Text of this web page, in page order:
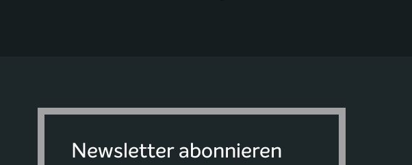
Newsletter abonnieren